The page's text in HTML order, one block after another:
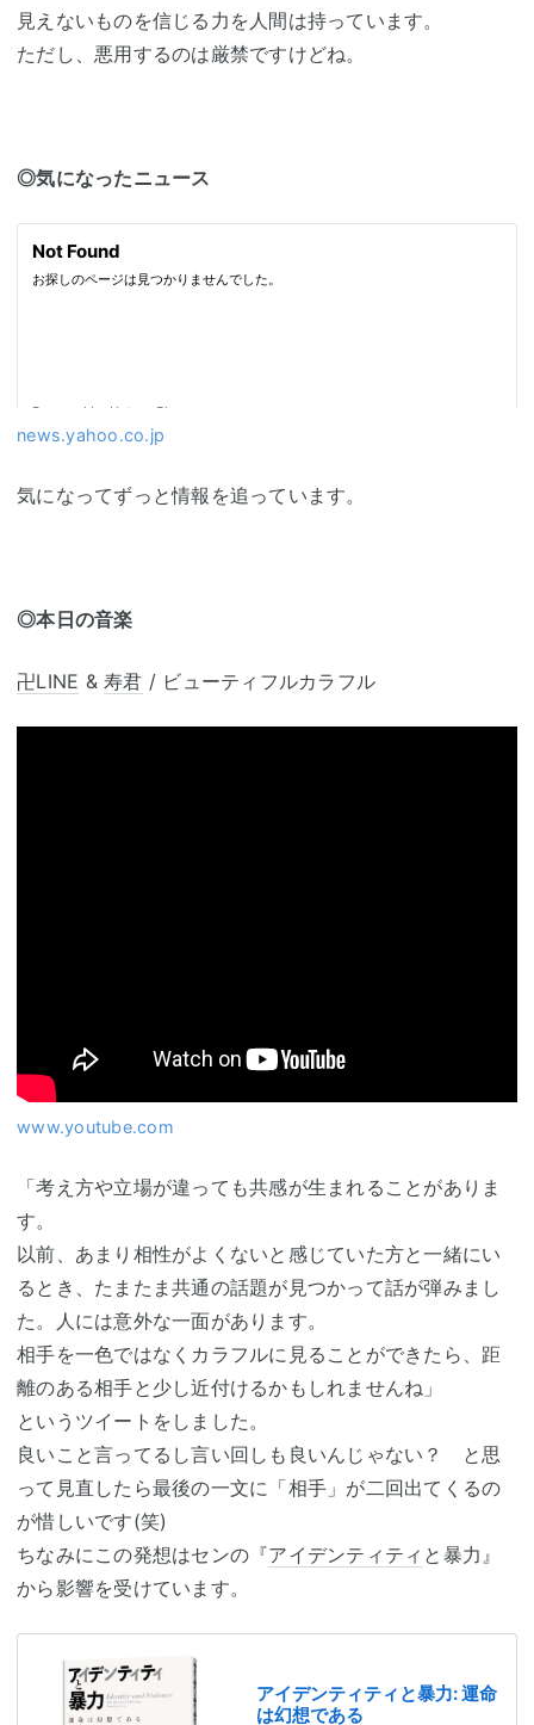
見えないものを信じる力を人間は持っています。
ただし、悪用するのは厳禁ですけどね。
◎気になったニュース
news.yahoo.co.jp
気になってずっと情報を追っています。
◎本日の音楽
卍LINE & 寿君 / ビューティフルカラフル
www.youtube.com
「考え方や立場が違っても共感が生まれることがありま
す。
以前、あまり相性がよくないと感じていた方と一緒にい
るとき、たまたま共通の話題が見つかって話が弾みまし
た。人には意外な一面があります。
相手を一色ではなくカラフルに見ることができたら、距
離のある相手と少し近付けるかもしれませんね」
というツイートをしました。
良いこと言ってるし言い回しも良いんじゃない？ と思
って見直したら最後の一文に「相手」が二回出てくるの
が惜しいです(笑)
ちなみにこの発想はセンの『アイデンティティ と暴力』
から影響を受けています。
アイデンティティと暴力: 運命
は幻想である